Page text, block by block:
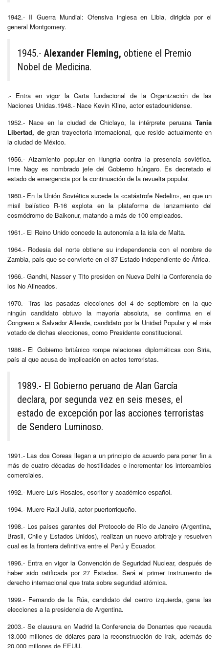
1942.- II Guerra Mundial: Ofensiva inglesa en Libia, dirigida por el
general Montgomery.
1945.- Alexander Fleming, obtiene el Premio
Nobel de Medicina.
.- Entra en vigor la Carta fundacional de la Organización de las
Naciones Unidas.1948.- Nace Kevin Kline, actor estadounidense.
1952.- Nace en la ciudad de Chiclayo, la intérprete peruana Tania
Libertad, degran trayectoria internacional, que reside actualmente en
la ciudad de México.
1956.- Alzamiento popular en Hungría contra la presencia soviética.
Imre Nagy es nombrado jefe del Gobierno húngaro. Es decretado el
estado de emergencia por la continuación de la revuelta popular.
1960.- En la Unión Soviética sucede la «catástrofe Nedelin», en que un
misil balístico R-16 explota en la plataforma de lanzamiento del
cosmódromo de Baikonur, matando a más de 100 empleados.
1961.- El Reino Unido concede la autonomía a la isla de Malta.
1964.- Rodesia del norte obtiene su independencia con el nombre de
Zambia, país que se convierte en el 37 Estado independiente de África.
1966.- Gandhi, Nasser y Tito presiden en Nueva Delhi la Conferencia de
los No Alineados.
1970.- Tras las pasadas elecciones del 4 de septiembre en la que
ningún candidato obtuvo la mayoría absoluta, se confirma en el
Congreso a Salvador Allende, candidato por la Unidad Popular y el más
votado de dichas elecciones, como Presidente constitucional.
1986.- El Gobierno británico rompe relaciones diplomáticas con Siria,
país al que acusa de implicación en actos terroristas.
1989.- El Gobierno peruano de Alan García
declara, por segunda vez en seis meses, el
estado de excepción por las acciones terroristas
de Sendero Luminoso.
1991.- Las dos Coreas llegan a un principio de acuerdo para poner fin a
más de cuatro décadas de hostilidades e incrementar los intercambios
comerciales.
1992.- Muere Luis Rosales, escritor y académico español.
1994.- Muere Raúl Juliá, actor puertorriqueño.
1998.- Los países garantes del Protocolo de Río de Janeiro (Argentina,
Brasil, Chile y Estados Unidos), realizan un nuevo arbitraje y resuelven
cual es la frontera definitiva entre el Perú y Ecuador.
1996.- Entra en vigor la Convención de Seguridad Nuclear, después de
haber sido ratificada por 27 Estados. Será el primer instrumento de
derecho internacional que trata sobre seguridad atómica.
1999.- Fernando de la Rúa, candidato del centro izquierda, gana las
elecciones a la presidencia de Argentina.
2003.- Se clausura en Madrid la Conferencia de Donantes que recauda
13.000 millones de dólares para la reconstrucción de Irak, además de
20.000 millones de EEUU.